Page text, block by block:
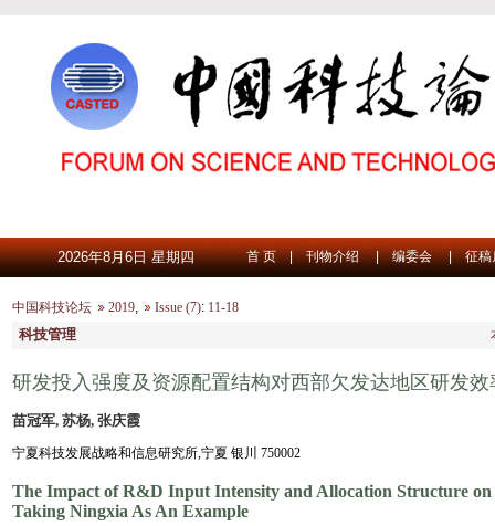
2026年8月6日 星期四 首 页 | 刊物介绍 | 编委会 | 征稿
中国科技论坛 2019, Issue (7):11-18
科技管理
研发投入强度及资源配置结构对西部欠发达地区研发
苗冠军, 苏杨, 张庆霞
宁夏科技发展战略和信息研究所,宁夏 银川 750002
The Impact of R&D Input Intensity and Allocation Structure
Taking Ningxia As An Example